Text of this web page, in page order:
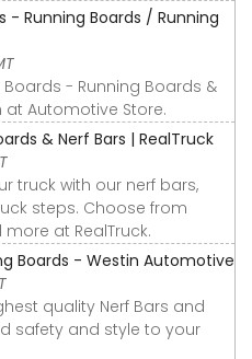
- Running Boards / Running
- Running Boards &
Automotive Store.
& Nerf Bars | RealTruck
truck with our nerf bars,
steps. Choose from
at RealTruck.
Boards - Westin Automotive
quality Nerf Bars and
safety and style to your